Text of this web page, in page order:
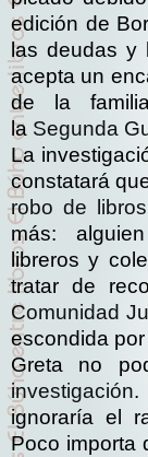
edición de
las deudas y
acepta un
de la
la Segunda
La
constatará
robo de
más:
libreros y
tratar de
Comunidad
escondida
Greta no
investigación.
ignoraría el
Poco importa